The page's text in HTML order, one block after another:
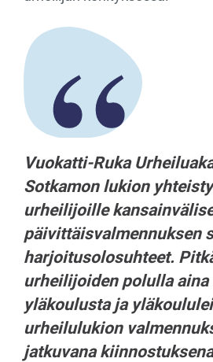
Vuokatti-Ruka
Sotkamon lukion
urheilijoille
päivittäisvalmennuksen
harjoitusolosuhteet.
urheilijoiden polulla aina
yläkoulusta ja
urheilulukion
jatkuvana kiinnostuksena